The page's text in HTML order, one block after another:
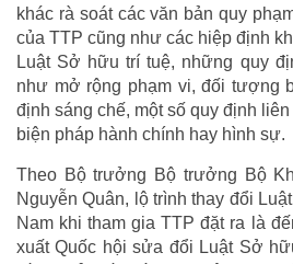
khác rà soát các văn bản quy
của TTP cũng như các hiệp định
Luật Sở hữu trí tuệ, những quy
như mở rộng phạm vi, đối tượng
định sáng chế, một số quy định
biện pháp hành chính hay hình sự.
Theo Bộ trưởng Bộ trưởng Bộ
Nguyễn Quân, lộ trình thay đổi
Nam khi tham gia TTP đặt ra là
xuất Quốc hội sửa đổi Luật Sở